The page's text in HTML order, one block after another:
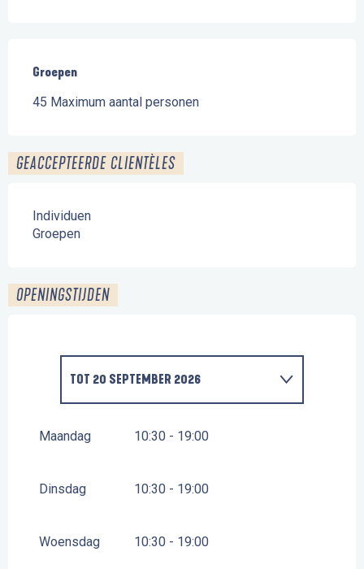
Groepen
Groepen
45 Maximum aantal personen
GEACCEPTEERDE CLIENTÈLES
Individuen
Groepen
OPENINGSTIJDEN
TOT 20 SEPTEMBER 2026
2026
Maandag 10:30 - 19:00
Dinsdag 10:30 - 19:00
Woensdag 10:30 - 19:00